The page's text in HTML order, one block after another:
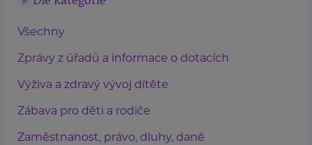
Všechny
Zprávy z úřadů a informace o dotacích
Výživa a zdravý vývoj dítěte
Zábava pro děti a rodiče
Zaměstnanost, právo, dluhy, daně